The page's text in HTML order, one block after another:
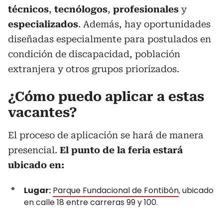
técnicos, tecnólogos, profesionales y
especializados. Además, hay oportunidades
diseñadas especialmente para postulados en
condición de discapacidad, población
extranjera y otros grupos priorizados.
¿Cómo puedo aplicar a estas
vacantes?
El proceso de aplicación se hará de manera
presencial. El punto de la feria estará
ubicado en:
Lugar: Parque Fundacional de Fontibón, ubicado
en calle 18 entre carreras 99 y 100.